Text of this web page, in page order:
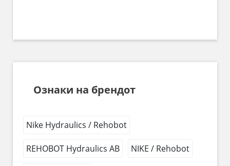
Ознаки на брендот
Nike Hydraulics / Rehobot
REHOBOT Hydraulics AB NIKE / Rehobot